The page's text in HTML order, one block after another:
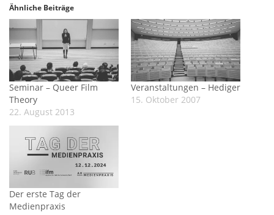
Ähnliche Beiträge
Seminar – Queer Film
Theory
22. August 2013
Veranstaltungen – Hediger
15. Oktober 2007
Der erste Tag der
Medienpraxis